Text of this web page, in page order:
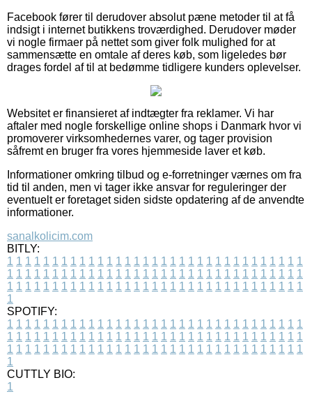
Facebook fører til derudover absolut pæne metoder til at få
indsigt i internet butikkens troværdighed. Derudover møder
vi nogle firmaer på nettet som giver folk mulighed for at
sammensætte en omtale af deres køb, som ligeledes bør
drages fordel af til at bedømme tidligere kunders oplevelser.
Websitet er finansieret af indtægter fra reklamer. Vi har
aftaler med nogle forskellige online shops i Danmark hvor vi
promoverer virksomhedernes varer, og tager provision
såfremt en bruger fra vores hjemmeside laver et køb.
Informationer omkring tilbud og e-forretninger værnes om fra
tid til anden, men vi tager ikke ansvar for reguleringer der
eventuelt er foretaget siden sidste opdatering af de anvendte
informationer.
sanalkolicim.com
BITLY:
1 1 1 1 1 1 1 1 1 1 1 1 1 1 1 1 1 1 1 1 1 1 1 1 1 1 1 1 1 1 1 1 1
1 1 1 1 1 1 1 1 1 1 1 1 1 1 1 1 1 1 1 1 1 1 1 1 1 1 1 1 1 1 1 1 1
1 1 1 1 1 1 1 1 1 1 1 1 1 1 1 1 1 1 1 1 1 1 1 1 1 1 1 1 1 1 1 1 1
1
SPOTIFY:
1 1 1 1 1 1 1 1 1 1 1 1 1 1 1 1 1 1 1 1 1 1 1 1 1 1 1 1 1 1 1 1 1
1 1 1 1 1 1 1 1 1 1 1 1 1 1 1 1 1 1 1 1 1 1 1 1 1 1 1 1 1 1 1 1 1
1 1 1 1 1 1 1 1 1 1 1 1 1 1 1 1 1 1 1 1 1 1 1 1 1 1 1 1 1 1 1 1 1
1
CUTTLY BIO:
1